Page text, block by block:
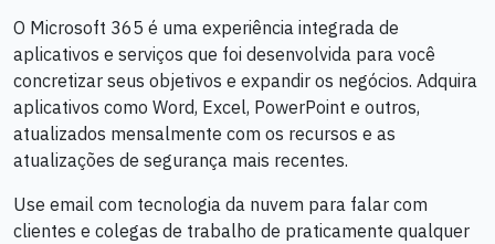
O Microsoft 365 é uma experiência integrada de
aplicativos e serviços que foi desenvolvida para você
concretizar seus objetivos e expandir os negócios. Adquira
aplicativos como Word, Excel, PowerPoint e outros,
atualizados mensalmente com os recursos e as
atualizações de segurança mais recentes.
Use email com tecnologia da nuvem para falar com
clientes e colegas de trabalho de praticamente qualquer